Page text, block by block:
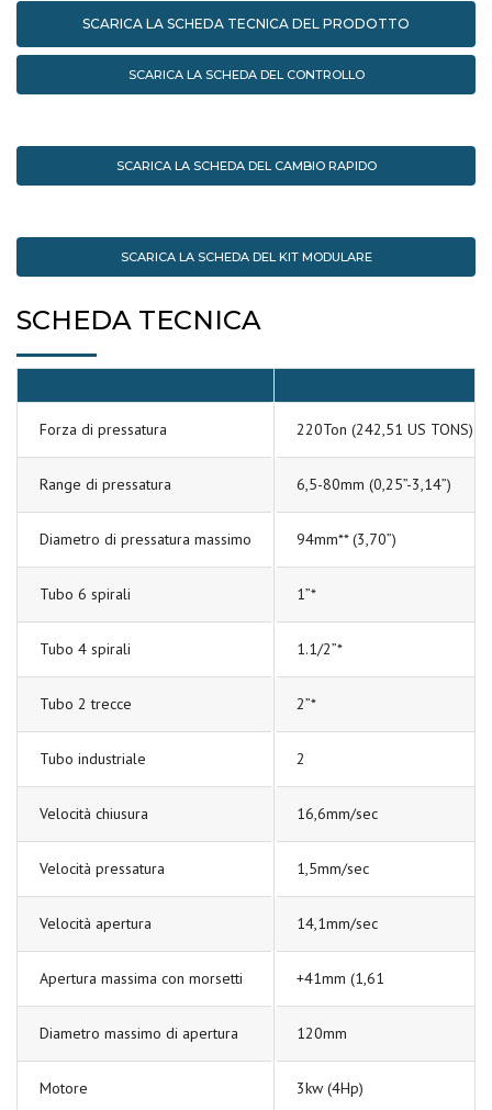
SCARICA LA SCHEDA TECNICA DEL PRODOTTO
SCARICA LA SCHEDA DEL CONTROLLO
SCARICA LA SCHEDA DEL CAMBIO RAPIDO
SCARICA LA SCHEDA DEL KIT MODULARE
SCHEDA TECNICA
Forza di pressatura 220Ton (242,51 US TONS)
Range di pressatura 6,5-80mm (0,25”-3,14”)
Diametro di pressatura massimo 94mm** (3,70”)
Tubo 6 spirali 1”*
Tubo 4 spirali 1.1/2”*
Tubo 2 trecce 2”*
Tubo industriale 2
Velocità chiusura 16,6mm/sec
Velocità pressatura 1,5mm/sec
Velocità apertura 14,1mm/sec
Apertura massima con morsetti +41mm (1,61
Diametro massimo di apertura 120mm
Motore 3kw (4Hp)